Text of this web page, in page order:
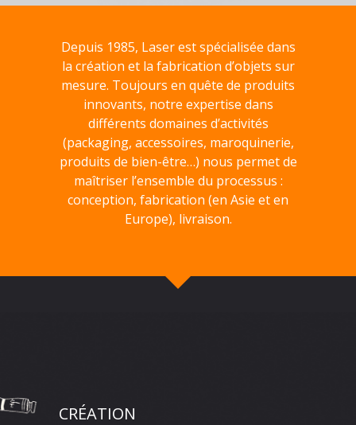
Depuis 1985, Laser est spécialisée dans
la création et la fabrication d’objets sur
mesure. Toujours en quête de produits
innovants, notre expertise dans
différents domaines d’activités
(packaging, accessoires, maroquinerie,
produits de bien-être…) nous permet de
maîtriser l’ensemble du processus :
conception, fabrication (en Asie et en
Europe), livraison.
CRÉATION